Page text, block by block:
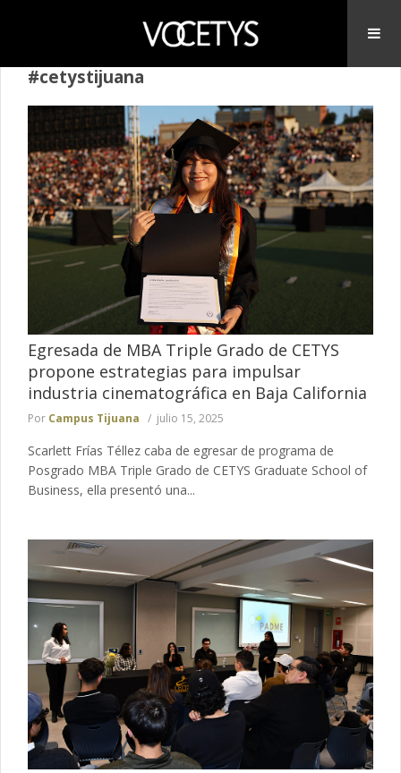
#cetystijuana
Egresada de MBA Triple Grado de CETYS
propone estrategias para impulsar
industria cinematográfica en Baja California
Por Campus Tijuana julio 15, 2025
Scarlett Frías Téllez caba de egresar de programa de
Posgrado MBA Triple Grado de CETYS Graduate School of
Business, ella presentó una...